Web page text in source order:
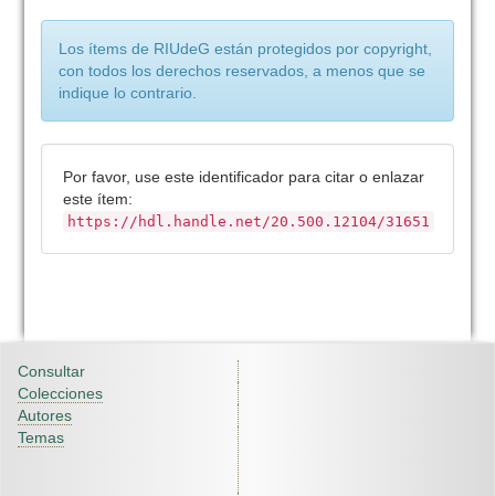
Los ítems de RIUdeG están protegidos por copyright,
con todos los derechos reservados, a menos que se
indique lo contrario.
Por favor, use este identificador para citar o enlazar
este ítem:
https://hdl.handle.net/20.500.12104/31651
Consultar
Colecciones
Autores
Temas